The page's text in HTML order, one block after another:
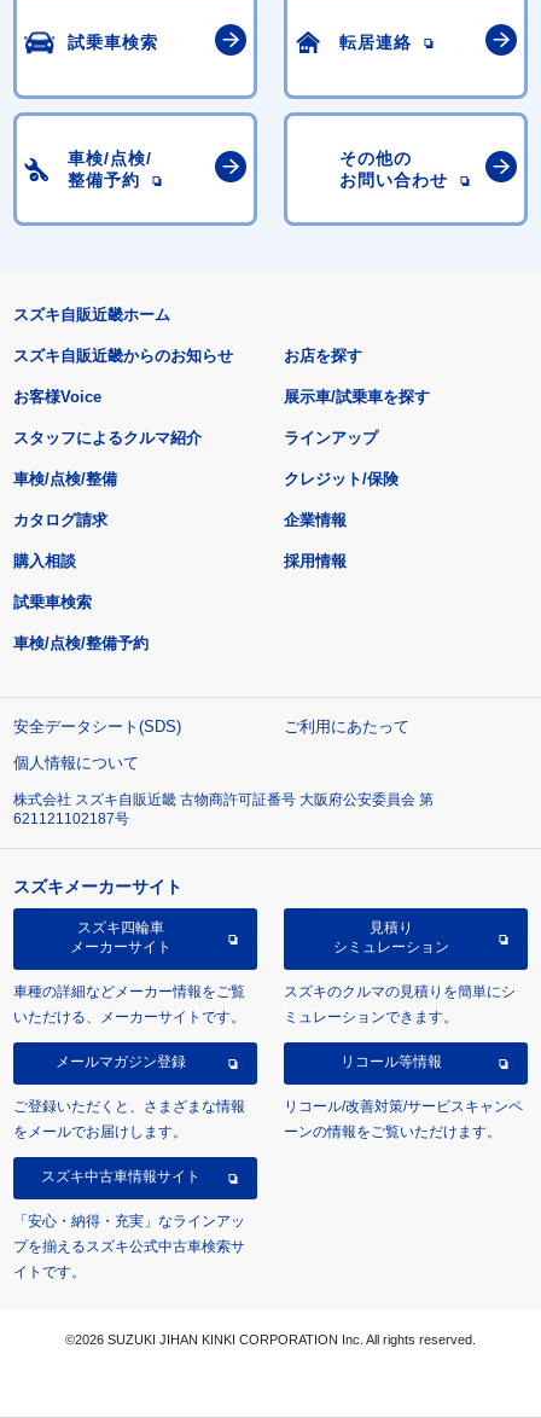
試乗車検索 転居連絡
車検/点検/
整備予約
その他の
お問い合わせ
スズキ自販近畿ホーム
スズキ自販近畿からのお知らせ
お客様Voice
スタッフによるクルマ紹介
お店を探す
展示車/試乗車を探す
ラインアップ
車検/点検/整備 クレジット/保険
カタログ請求
購入相談
試乗車検索
車検/点検/整備予約
企業情報
採用情報
安全データシート(SDS)
ご利用にあたって
個人情報について
株式会社 スズキ自販近畿 古物商許可証番号 大阪府公安委員会 第
621121102187号
スズキメーカーサイト
スズキ四輪車
メーカーサイト
車種の詳細などメーカー情報をご覧
いただける、メーカーサイトです。
見積り
シミュレーション
スズキのクルマの見積りを簡単にシ
ミュレーションできます。
メールマガジン登録
ご登録いただくと、さまざまな情報
をメールでお届けします。
リコール等情報
リコール/改善対策/サービスキャンペ
ーンの情報をご覧いただけます。
スズキ中古車情報サイト
「安心・納得・充実」なラインアッ
プを揃えるスズキ公式中古車検索サ
イトです。
©2026 SUZUKI JIHAN KINKI CORPORATION Inc. All rights reserved.